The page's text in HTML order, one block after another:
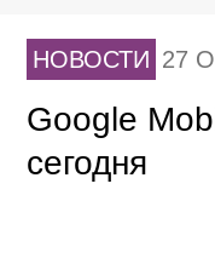
НОВОСТИ 27
Google
сегодня